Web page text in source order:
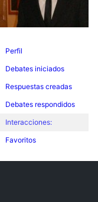
Perfil
Debates iniciados
Respuestas creadas
Debates respondidos
Interacciones:
Favoritos